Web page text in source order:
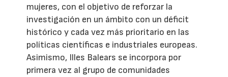
mujeres, con el objetivo de reforzar la
investigación en un ámbito con un déficit
histórico y cada vez más prioritario en las
políticas científicas e industriales europeas.
Asimismo, Illes Balears se incorpora por
primera vez al grupo de comunidades